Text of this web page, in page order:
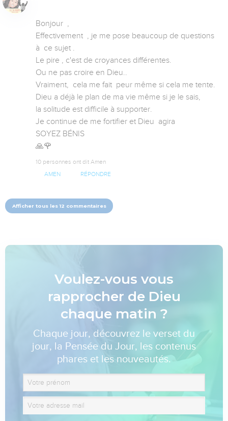
Bonjour  ,
Effectivement  , je me pose beaucoup de questions
à  ce sujet .
Le pire , c'est de croyances différentes.
Ou ne pas croire en Dieu..
Vraiment,  cela me fait  peur même si cela me tente.
Dieu a déjà le plan de ma vie même si je le sais,
la solitude est difficile à supporter.
Je continue de me fortifier et Dieu  agira
SOYEZ BÉNIS
🙏🌹
10 personnes ont dit Amen
AMEN RÉPONDRE
Afficher tous les 12 commentaires
Voulez-vous vous
rapprocher de Dieu
chaque matin ?
Chaque jour, découvrez le verset du
jour, la Pensée du Jour, les contenus
phares et les nouveautés.